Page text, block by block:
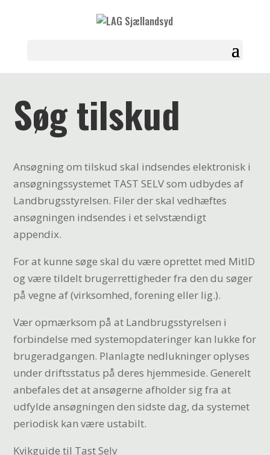
Søg tilskud
Ansøgning om tilskud skal indsendes elektronisk i
ansøgningssystemet TAST SELV som udbydes af
Landbrugsstyrelsen. Filer der skal vedhæftes
ansøgningen indsendes i et selvstændigt
appendix.
For at kunne søge skal du være oprettet med MitID
og være tildelt brugerrettigheder fra den du søger
på vegne af (virksomhed, forening eller lig.).
Vær opmærksom på at Landbrugsstyrelsen i
forbindelse med systemopdateringer kan lukke for
brugeradgangen. Planlagte nedlukninger oplyses
under driftsstatus på deres hjemmeside. Generelt
anbefales det at ansøgerne afholder sig fra at
udfylde ansøgningen den sidste dag, da systemet
periodisk kan være ustabilt.
Kvikguide til Tast Selv